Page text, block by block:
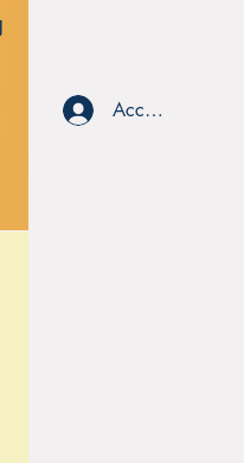
Accedi